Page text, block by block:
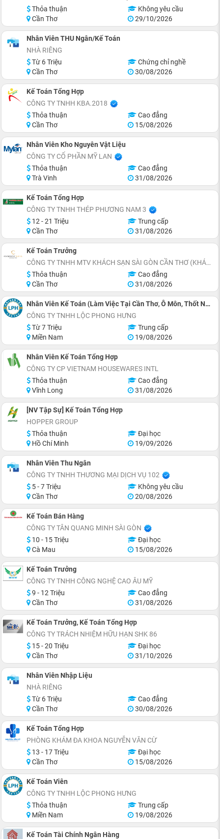
Thỏa thuận
Không yêu cầu
Cần Thơ
29/10/2026
Nhân Viên THU Ngân/Kế Toán
NHÀ RIÊNG
Từ 6 Triệu
Chứng chỉ nghề
Cần Thơ
30/08/2026
Kế Toán Tổng Hợp
CÔNG TY TNHH KBA.2018
Thỏa thuận
Cao đẳng
Cần Thơ
15/08/2026
Nhân Viên Kho Nguyên Vật Liệu
CÔNG TY CỔ PHẦN MỸ LAN
Thỏa thuận
Cao đẳng
Trà Vinh
31/08/2026
Kế Toán Tổng Hợp
CÔNG TY TNHH THÉP PHƯƠNG NAM 3
12 - 21 Triệu
Trung cấp
Cần Thơ
31/08/2026
Kế Toán Trưởng
CÔNG TY TNHH MTV KHÁCH SẠN SÀI GÒN CẦN THƠ (KHÁCH SẠN CHARMANT SUITES)
Thỏa thuận
Cao đẳng
Cần Thơ
31/08/2026
Nhân Viên Kế Toán (Làm Việc Tại Cần Thơ, Ô Môn, Thốt Nốt, Ngã Bảy, Sađéc, Côn Đảo)
CÔNG TY TNHH LỘC PHONG HƯNG
Từ 7 Triệu
Trung cấp
Miền Nam
19/08/2026
Nhân Viên Kế Toán Tổng Hợp
CÔNG TY CP VIETNAM HOUSEWARES INTL
Thỏa thuận
Cao đẳng
Vĩnh Long
31/08/2026
[NV Tập Sự] Kế Toán Tổng Hợp
HOPPER GROUP
Thỏa thuận
Đại học
Hồ Chí Minh
19/09/2026
Nhân Viên Thu Ngân
CÔNG TY TNHH THƯƠNG MẠI DỊCH VỤ 102
5 - 7 Triệu
Không yêu cầu
Cần Thơ
20/08/2026
Kế Toán Bán Hàng
CÔNG TY TÂN QUANG MINH SÀI GÒN
10 - 15 Triệu
Đại học
Cà Mau
15/08/2026
Kế Toán Trưởng
CÔNG TY TNHH CÔNG NGHỆ CAO ÂU MỸ
9 - 12 Triệu
Cao đẳng
Cần Thơ
31/08/2026
Kế Toán Trưởng, Kế Toán Tổng Hợp
CÔNG TY TRÁCH NHIỆM HỮU HẠN SHK 86
15 - 20 Triệu
Đại học
Cần Thơ
31/10/2026
Nhân Viên Nhập Liệu
NHÀ RIÊNG
Từ 6 Triệu
Cao đẳng
Cần Thơ
30/08/2026
Kế Toán Tổng Hợp
PHÒNG KHÁM ĐA KHOA NGUYỄN VĂN CỪ
13 - 17 Triệu
Đại học
Cần Thơ
15/08/2026
Kế Toán Viên
CÔNG TY TNHH LỘC PHONG HƯNG
Thỏa thuận
Trung cấp
Miền Nam
19/08/2026
Kế Toán Tài Chính Ngân Hàng